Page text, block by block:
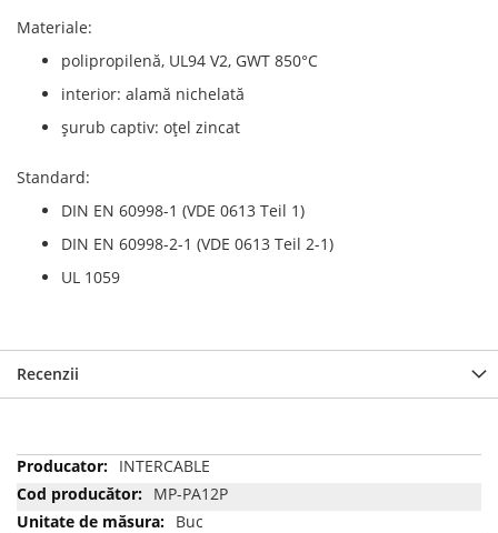
Materiale:
polipropilenă, UL94 V2, GWT 850°C
interior: alamă nichelată
șurub captiv: oțel zincat
Standard:
DIN EN 60998-1 (VDE 0613 Teil 1)
DIN EN 60998-2-1 (VDE 0613 Teil 2-1)
UL 1059
Recenzii
Mai
multe
informatii
INTERCABLE
MP-PA12P
Buc